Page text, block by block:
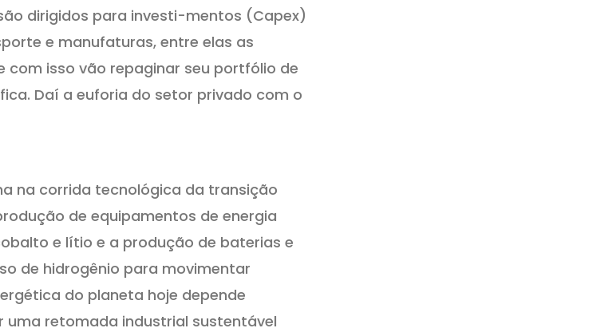
dirigidos para investi-mentos (Capex)
e manufaturas, entre elas as
isso vão repaginar seu portfólio de
Daí a euforia do setor privado com o
na corrida tecnológica da transição
de equipamentos de energia
e lítio e a produção de baterias e
de hidrogênio para movimentar
do planeta hoje depende
uma retomada industrial sustentável